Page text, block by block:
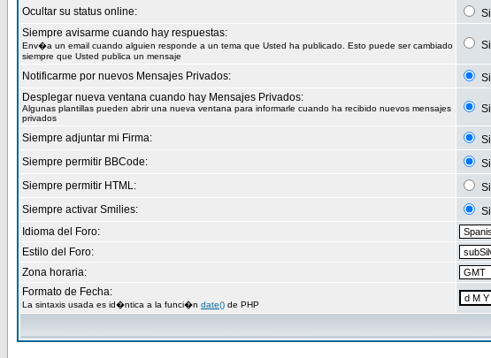
Ocultar su status online:
Si
Siempre avisarme cuando hay respuestas:
Env�a un email cuando alguien responde a un tema que Usted ha publicado. Esto puede ser cambiado
siempre que Usted publica un mensaje
Si
Notificarme por nuevos Mensajes Privados: Si
Desplegar nueva ventana cuando hay Mensajes Privados:
Algunas plantillas pueden abrir una nueva ventana para informarle cuando ha recibido nuevos mensajes
privados
Si
Siempre adjuntar mi Firma: Si
Siempre permitir BBCode:
Si
Siempre permitir HTML:
Si
Siempre activar Smilies:
Si
Idioma del Foro:
Estilo del Foro:
Zona horaria:
Formato de Fecha:
La sintaxis usada es id�ntica a la funci�n date() de PHP